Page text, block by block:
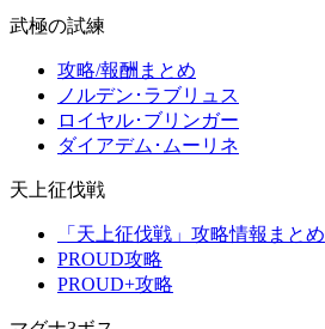
武極の試練
攻略/報酬まとめ
ノルデン･ラブリュス
ロイヤル･ブリンガー
ダイアデム･ムーリネ
天上征伐戦
「天上征伐戦」攻略情報まとめ
PROUD攻略
PROUD+攻略